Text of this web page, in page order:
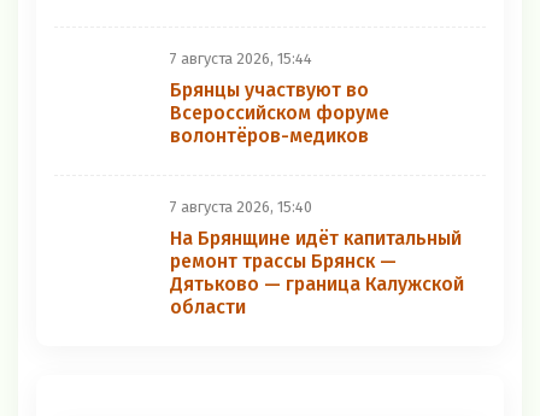
7 августа 2026, 15:44
Брянцы участвуют во
Всероссийском форуме
волонтёров-медиков
7 августа 2026, 15:40
На Брянщине идёт капитальный
ремонт трассы Брянск —
Дятьково — граница Калужской
области